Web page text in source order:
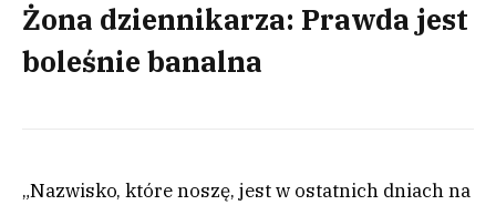
Żona dziennikarza: Prawda jest
boleśnie banalna
„Nazwisko, które noszę, jest w ostatnich dniach na